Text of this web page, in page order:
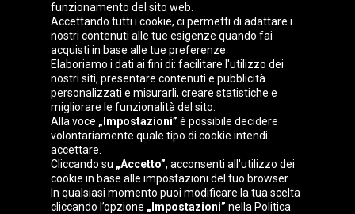
Gruppo Oponeo
Belgique
Česká
republika
Deutschland Éire
España
funzionamento del sito web.
Accettando tutti i cookie, ci permetti di adattare i
nostri contenuti alle tue esigenze quando fai
acquisti in base alle tue preferenze.
Elaboriamo i dati ai fini di: facilitare l'utilizzo dei
nostri siti, presentare contenuti e pubblicità
personalizzati e misurarli, creare statistiche e
migliorare le funzionalità del sito.
Alla voce „Impostazioni” è possibile decidere
volontariamente quale tipo di cookie intendi
accettare.
Cliccando su „Accetto”, acconsenti all'utilizzo dei
cookie in base alle impostazioni del tuo browser.
In qualsiasi momento puoi modificare la tua scelta
cliccando l’opzione „Impostazioni” nella Politica